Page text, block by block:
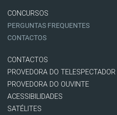
CONCURSOS
PERGUNTAS FREQUENTES
CONTACTOS
CONTACTOS
PROVEDORA DO TELESPECTADOR
PROVEDORA DO OUVINTE
ACESSIBILIDADES
SATÉLITES